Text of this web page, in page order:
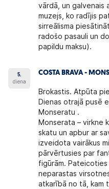
vārdā, un galvenais
muzejs, ko radījis
sirreālisma
radošo pasauli un
papildu maksu).
5.
diena
COSTA BRAVA -
Brokastis. Atpūta
Dienas otrajā pusē
Monseratu .
Monserata – virkne
skatu un apbur ar
izveidota vairākus
pārvērtusies par
figūrām.
neparastas
atkarībā no tā, kam